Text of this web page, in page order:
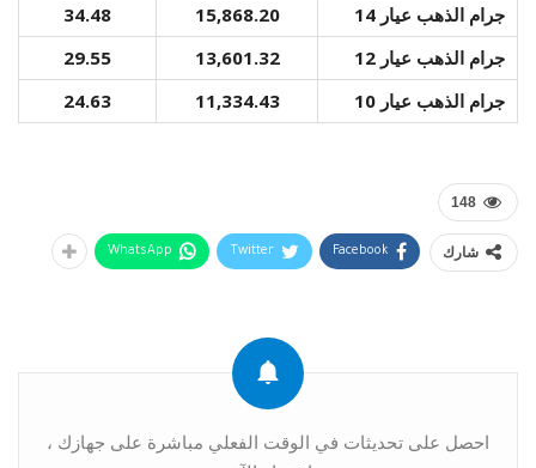
جرام الذهب عيار 14
15,868.20
34.48
جرام الذهب عيار 12
13,601.32
29.55
جرام الذهب عيار 10
11,334.43
24.63
148
شارك Facebook
Twitter
WhatsApp
احصل على تحديثات في الوقت الفعلي مباشرة على جهازك ،